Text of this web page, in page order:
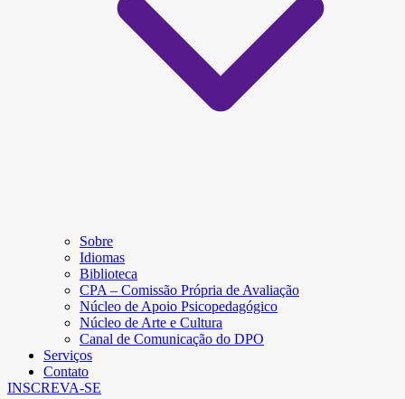
Sobre
Idiomas
Biblioteca
CPA – Comissão Própria de Avaliação
Núcleo de Apoio Psicopedagógico
Núcleo de Arte e Cultura
Canal de Comunicação do DPO
Serviços
Contato
INSCREVA-SE